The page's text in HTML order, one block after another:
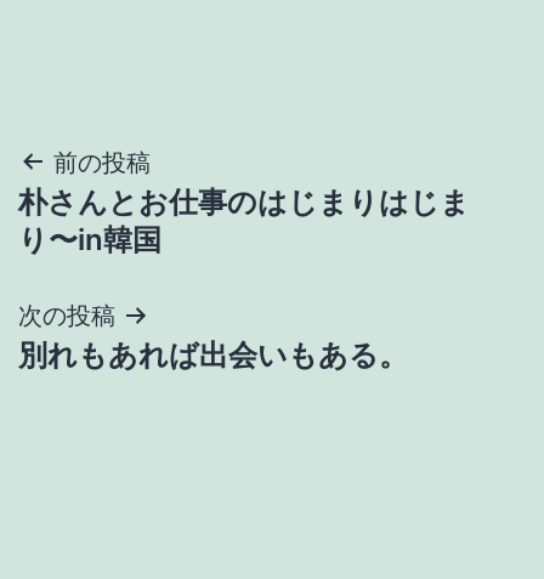
投
稿
ビ
前の投稿
朴さんとお仕事のはじまりはじま
り〜in韓国
次の投稿
別れもあれば出会いもある。